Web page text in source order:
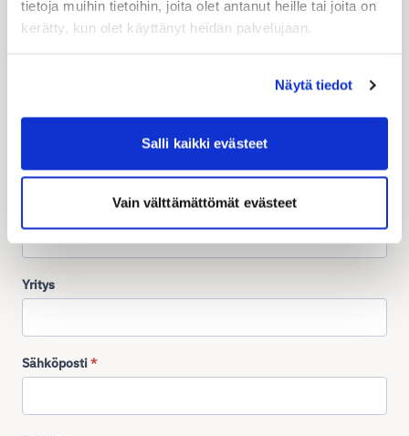
tietoja muihin tietoihin, joita olet antanut heille tai joita on
kerätty, kun olet käyttänyt heidän palvelujaan.
Näytä tiedot
Salli kaikki evästeet
Vain välttämättömät evästeet
kattavista toimitustavoista
Ota yhteyttä asiakaspalveluumme! Palvelumme arkisin
klo 9-16 ja vastaamme sinulle viimeistään seuraavana
Yritys
Sähköposti*